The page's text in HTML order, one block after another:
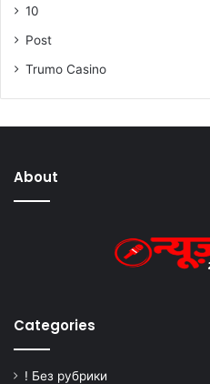
10
Post
Trumo Casino
About
Categories
! Без рубрики